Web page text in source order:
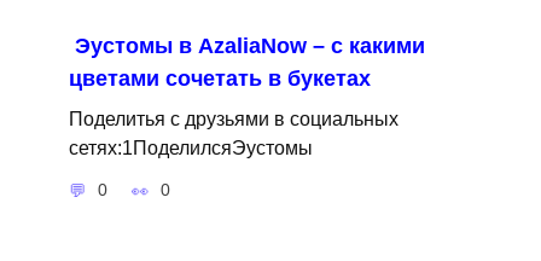
Эустомы в AzaliaNow – с какими
цветами сочетать в букетах
Поделитья с друзьями в социальных
сетях:1ПоделилсяЭустомы
0 0